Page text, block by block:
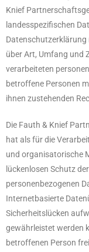
Knief
landesspezifischen
Datenschutzerklärung
über Art, Umfang und
verarbeiteten
betroffene Personen
ihnen zustehenden
Die Fauth & Knief
hat als für die
und organisatorische
lückenlosen Schutz
personenbezogenen
Internetbasierte
Sicherheitslücken
gewährleistet werden
betroffenen Person